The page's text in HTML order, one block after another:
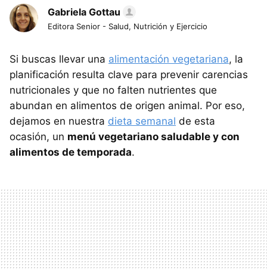
Gabriela Gottau
Editora Senior - Salud, Nutrición y Ejercicio
Si buscas llevar una alimentación vegetariana, la
planificación resulta clave para prevenir carencias
nutricionales y que no falten nutrientes que
abundan en alimentos de origen animal. Por eso,
dejamos en nuestra dieta semanal de esta
ocasión, un menú vegetariano saludable y con
alimentos de temporada.